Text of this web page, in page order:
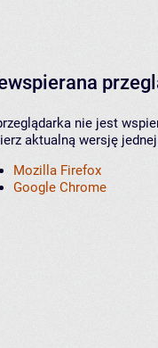
nie jest
aktualną wersję
Mozilla Firefox
Google Chrome